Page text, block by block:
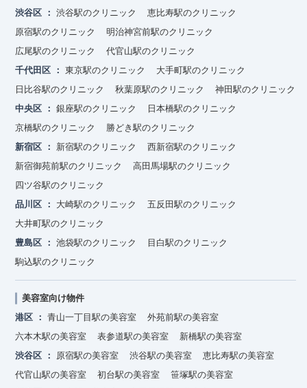
渋谷区
渋谷駅のクリニック
恵比寿駅のクリニック
原宿駅のクリニック
明治神宮前駅のクリニック
広尾駅のクリニック
代官山駅のクリニック
千代田区
東京駅のクリニック
大手町駅のクリニック
日比谷駅のクリニック
秋葉原駅のクリニック
神田駅のクリニック
中央区
銀座駅のクリニック
日本橋駅のクリニック
京橋駅のクリニック
勝どき駅のクリニック
新宿区
新宿駅のクリニック
西新宿駅のクリニック
新宿御苑前駅のクリニック
高田馬場駅のクリニック
四ツ谷駅のクリニック
品川区
大崎駅のクリニック
五反田駅のクリニック
大井町駅のクリニック
豊島区
池袋駅のクリニック
目白駅のクリニック
駒込駅のクリニック
美容室向け物件
港区
青山一丁目駅の美容室
外苑前駅の美容室
六本木駅の美容室
表参道駅の美容室
新橋駅の美容室
渋谷区
原宿駅の美容室 渋谷駅の美容室
恵比寿駅の美容室
代官山駅の美容室
初台駅の美容室
笹塚駅の美容室